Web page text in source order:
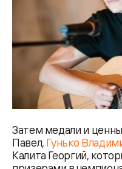
Затем медали и
Павел, Гунько
Калита Георгий,